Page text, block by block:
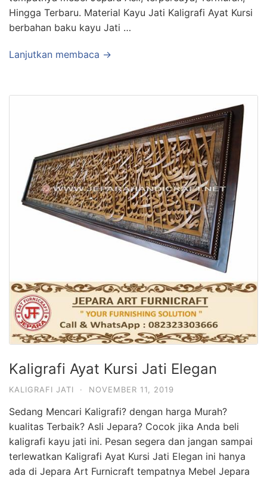
Hingga Terbaru. Material Kayu Jati Kaligrafi Ayat Kursi
berbahan baku kayu Jati …
Lanjutkan membaca →
Kaligrafi Ayat Kursi Jati Elegan
KALIGRAFI JATI · NOVEMBER 11, 2019
Sedang Mencari Kaligrafi? dengan harga Murah?
kualitas Terbaik? Asli Jepara? Cocok jika Anda beli
kaligrafi kayu jati ini. Pesan segera dan jangan sampai
terlewatkan Kaligrafi Ayat Kursi Jati Elegan ini hanya
ada di Jepara Art Furnicraft tempatnya Mebel Jepara